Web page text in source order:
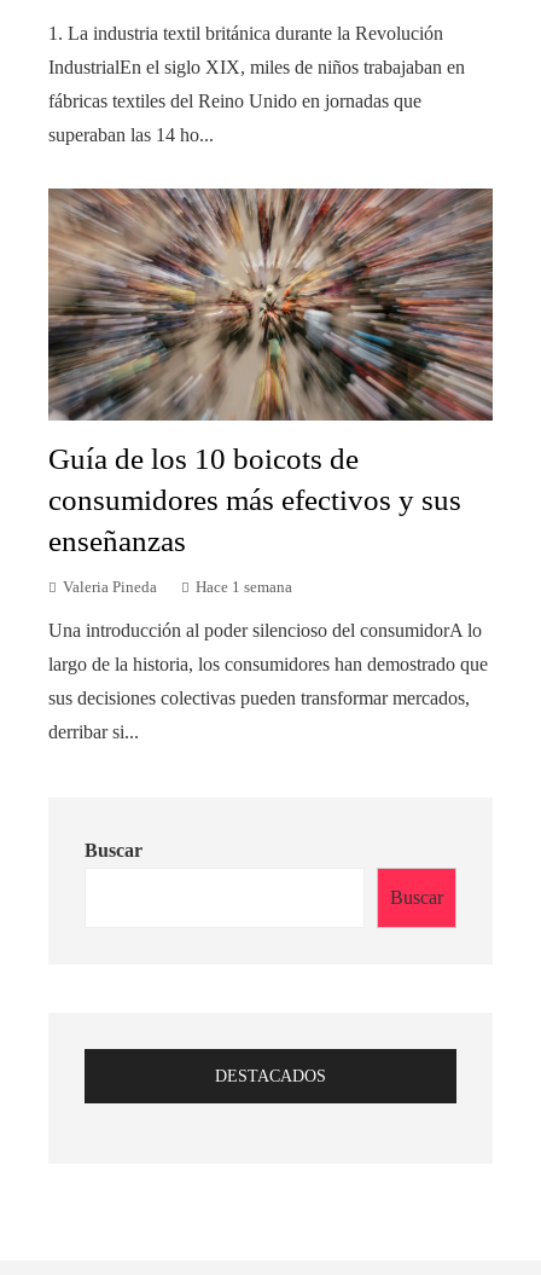
1. La industria textil británica durante la Revolución
IndustrialEn el siglo XIX, miles de niños trabajaban en
fábricas textiles del Reino Unido en jornadas que
superaban las 14 ho...
Guía de los 10 boicots de
consumidores más efectivos y sus
enseñanzas
Valeria Pineda Hace 1 semana
Una introducción al poder silencioso del consumidorA lo
largo de la historia, los consumidores han demostrado que
sus decisiones colectivas pueden transformar mercados,
derribar si...
Buscar
Buscar
DESTACADOS